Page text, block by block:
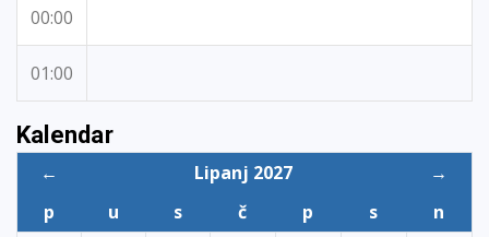
00:00
01:00
Kalendar
← Lipanj 2027
→
p
u s č p s
n